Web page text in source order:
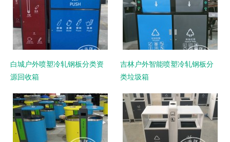
白城户外喷塑冷轧钢板分类资
源回收箱
吉林户外智能喷塑冷轧钢板分
类垃圾箱